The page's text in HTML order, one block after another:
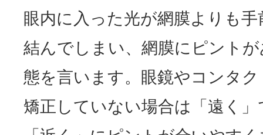
眼内に入った光が網膜よりも
結んでしまい、網膜にピント
態を言います。眼鏡やコンタ
矯正していない場合は「遠く